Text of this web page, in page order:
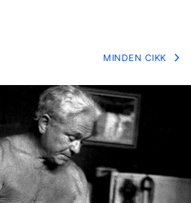
MINDEN CIKK